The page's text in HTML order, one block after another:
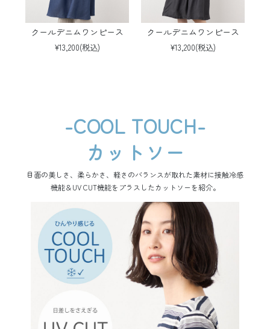
クールデニムワンピース
¥13,200(税込)
クールデニムワンピース
¥13,200(税込)
-COOL TOUCH-
カットソー
目面の美しさ、柔らかさ、軽さのバランスが取れた素材に接触冷感
機能＆UV CUT機能をプラスしたカットソーを紹介。